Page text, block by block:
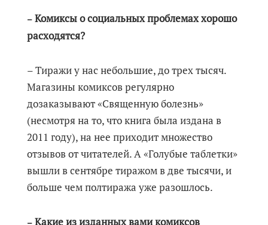
–Комиксы о социальных проблемах хорошо
расходятся?
– Тиражи у нас небольшие, до трех тысяч.
Магазины комиксов регулярно
дозаказывают «Священную болезнь»
(несмотря на то, что книга была издана в
2011 году), на нее приходит множество
отзывов от читателей. А «Голубые таблетки»
вышли в сентябре тиражом в две тысячи, и
больше чем полтиража уже разошлось.
–Какие из изданных вами комиксов